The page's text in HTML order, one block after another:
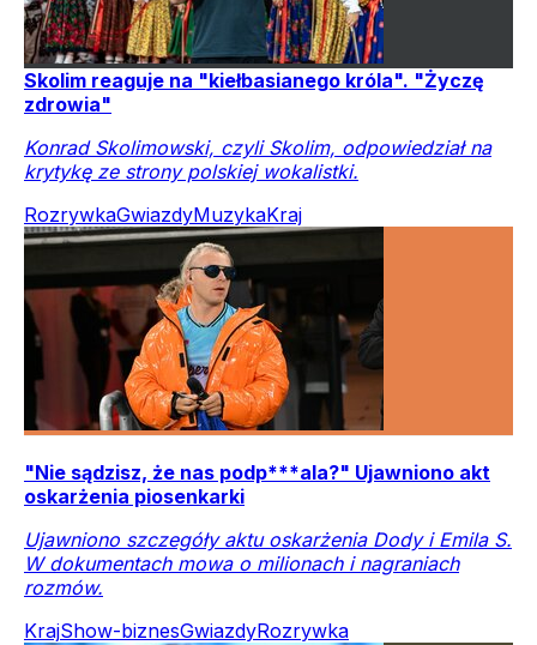
Skolim reaguje na "kiełbasianego króla". "Życzę
zdrowia"
Konrad Skolimowski, czyli Skolim, odpowiedział na
krytykę ze strony polskiej wokalistki.
RozrywkaGwiazdyMuzykaKraj
"Nie sądzisz, że nas podp***ala?" Ujawniono akt
oskarżenia piosenkarki
Ujawniono szczegóły aktu oskarżenia Dody i Emila S.
W dokumentach mowa o milionach i nagraniach
rozmów.
KrajShow-biznesGwiazdyRozrywka